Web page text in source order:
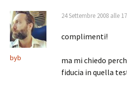
byb
24 Settembre 2008 alle
complimenti!
ma mi chiedo
fiducia in quella